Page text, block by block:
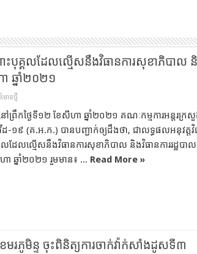
ះបុគ្គលដែលល្មើសនឹងវិធានការសុខាភិបាល និ
ឆ្នាំ២០២១
មានថ្មី
ៅព្រឹកថ្ងៃទី១២ ខែសីហា ឆ្នាំ២០២១ គណៈកម្មការអន្តរក្រ
-១៩ (គ.អ.ក.) បានបញ្ជាក់ឲ្យដឹងថា, ជាលទ្ធផលអនុវត្តវិធ
ដែលល្មើសនឹងវិធានការសុខាភិបាល និងវិធានការរដ្ឋបាល
ឆ្នាំ២០២១ រួមមាន៖ ... Read More »
មរភូមិន្ទ ចុះពិនិត្យការចាក់វ៉ាក់សាំងដូសទី៣